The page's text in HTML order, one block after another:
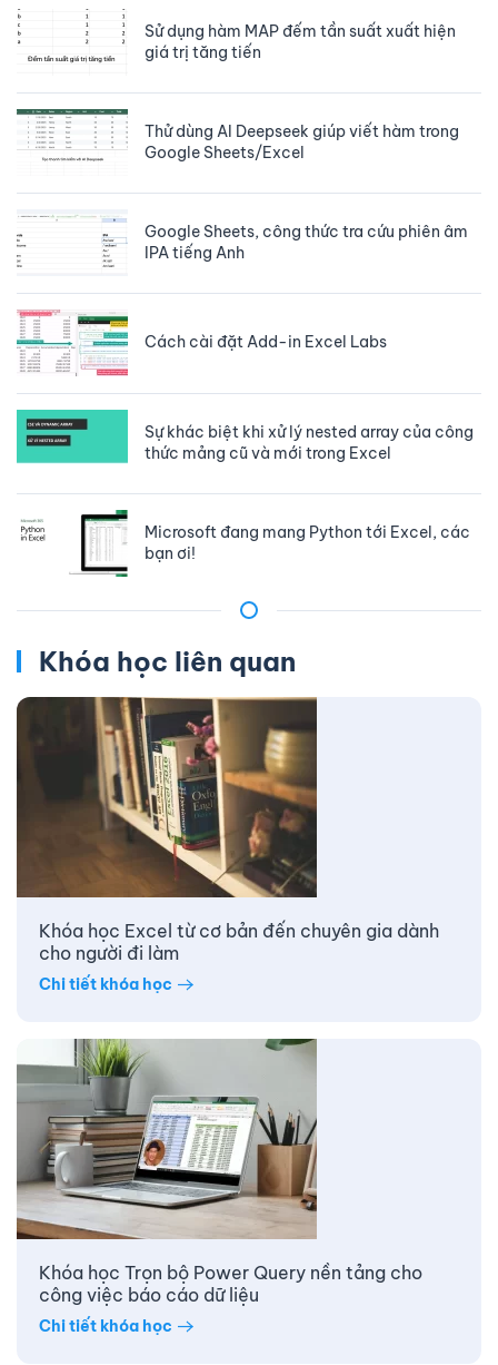
Sử dụng hàm MAP đếm tần suất xuất hiện
giá trị tăng tiến
Thử dùng AI Deepseek giúp viết hàm trong
Google Sheets/Excel
Google Sheets, công thức tra cứu phiên âm
IPA tiếng Anh
Cách cài đặt Add-in Excel Labs
Sự khác biệt khi xử lý nested array của công
thức mảng cũ và mới trong Excel
Microsoft đang mang Python tới Excel, các
bạn ơi!
Khóa học liên quan
Khóa học Excel từ cơ bản đến chuyên gia dành
cho người đi làm
Chi tiết khóa học
Khóa học Trọn bộ Power Query nền tảng cho
công việc báo cáo dữ liệu
Chi tiết khóa học